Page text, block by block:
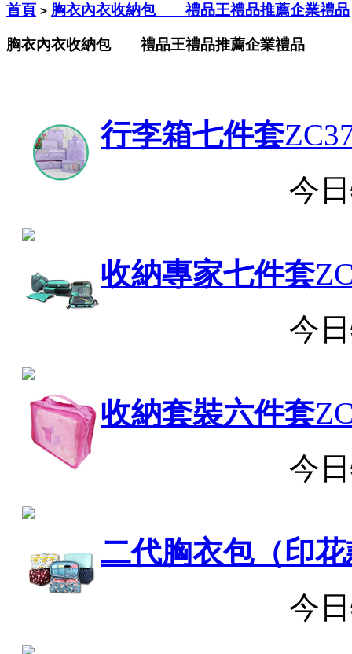
首頁 > 胸衣內衣收納包 禮品王禮品推薦企業禮品
胸衣內衣收納包 禮品王禮品推薦企業禮品
行李箱七件套
今
收納專家七件套
今
收納套裝六件套
今
二代胸衣包（印
今